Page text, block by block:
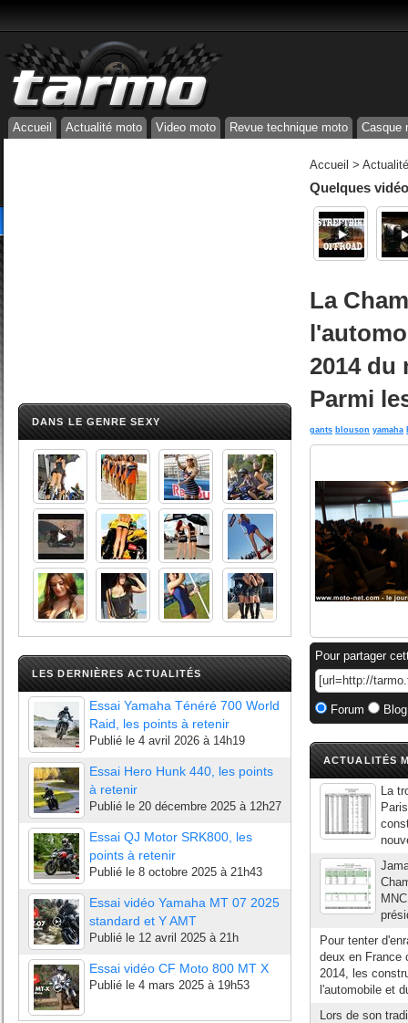
Accueil Actualité moto Video moto Revue technique moto Casque
DANS LE GENRE SEXY
LES DERNIÈRES ACTUALITÉS
Essai Yamaha Ténéré 700 World
Raid, les points à retenir
Publié le 4 avril 2026 à 14h19
Essai Hero Hunk 440, les points
à retenir
Publié le 20 décembre 2025 à 12h27
Essai QJ Motor SRK800, les
points à retenir
Publié le 8 octobre 2025 à 21h43
Essai vidéo Yamaha MT 07 2025
standard et Y AMT
Publié le 12 avril 2025 à 21h
Essai vidéo CF Moto 800 MT X
Publié le 4 mars 2025 à 19h53
Accueil >
Quelques
La
2014 du
Parmi
gants blouson yamaha
Pour partager
Forum
ACTUALITÉS
La
Pour tenter
deux en France
2014, les
l'automobile et
Lors de son